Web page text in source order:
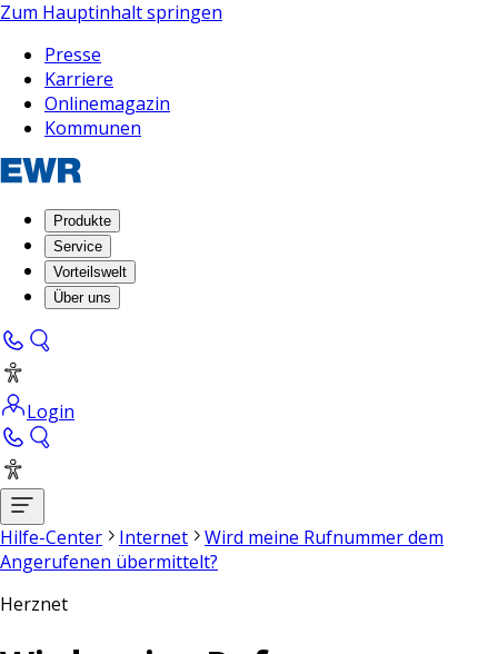
Zum Hauptinhalt springen
Presse
Karriere
Onlinemagazin
Kommunen
Produkte
Service
Vorteilswelt
Über uns
Login
Hilfe-Center Internet
Wird meine Rufnummer dem
Angerufenen übermittelt?
Herznet